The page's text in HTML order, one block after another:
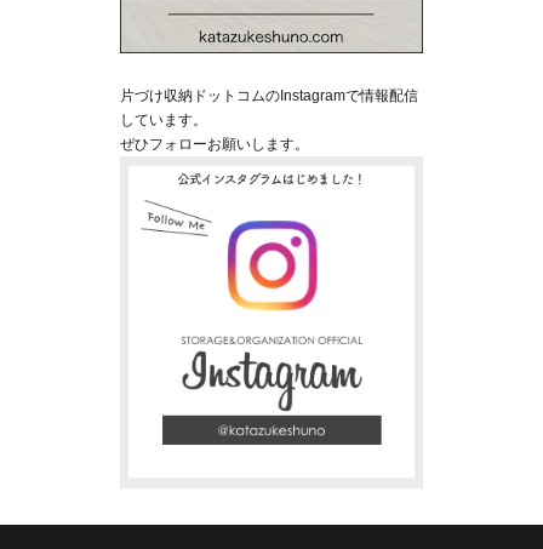
片づけ収納ドットコムのInstagramで情報配信
しています。
ぜひフォローお願いします。